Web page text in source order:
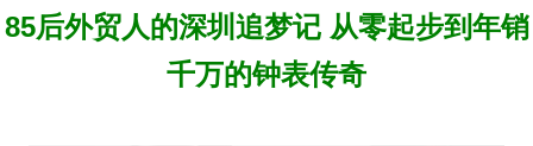
85后外贸人的深圳追梦记 从零起步到年销
千万的钟表传奇